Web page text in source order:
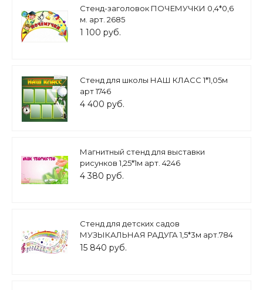
Стенд-заголовок ПОЧЕМУЧКИ 0,4*0,6
м. арт. 2685
1 100 руб.
Стенд для школы НАШ КЛАСС 1*1,05м
арт 1746
4 400 руб.
Магнитный стенд для выставки
рисунков 1,25*1м арт. 4246
4 380 руб.
Стенд для детских садов
МУЗЫКАЛЬНАЯ РАДУГА 1,5*3м арт.784
15 840 руб.